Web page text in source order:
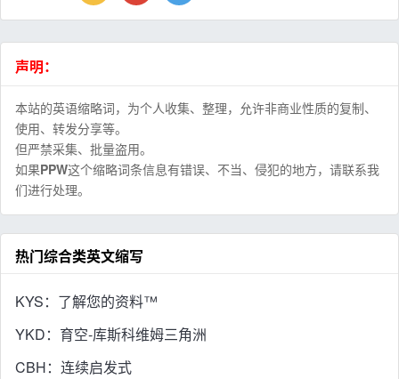
声明：
本站的英语缩略词，为个人收集、整理，允许非商业性质的复制、
使用、转发分享等。
但严禁采集、批量盗用。
如果PPW这个缩略词条信息有错误、不当、侵犯的地方，请联系我
们进行处理。
热门综合类英文缩写
KYS：了解您的资料™
YKD：育空-库斯科维姆三角洲
CBH：连续启发式